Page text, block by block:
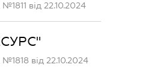
від 22.10.2024
від 22.10.2024